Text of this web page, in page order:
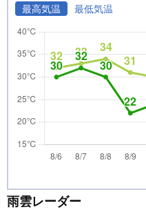
最高気温 最低気温
雨雲レーダー